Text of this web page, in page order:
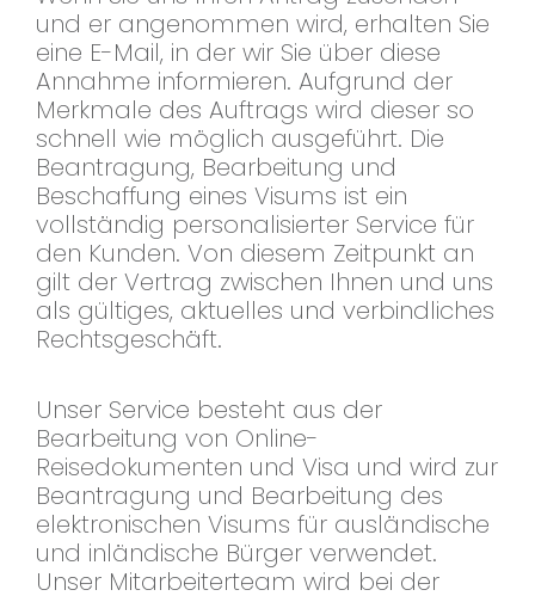
und er angenommen wird, erhalten Sie
eine E-Mail, in der wir Sie über diese
Annahme informieren. Aufgrund der
Merkmale des Auftrags wird dieser so
schnell wie möglich ausgeführt. Die
Beantragung, Bearbeitung und
Beschaffung eines Visums ist ein
vollständig personalisierter Service für
den Kunden. Von diesem Zeitpunkt an
gilt der Vertrag zwischen Ihnen und uns
als gültiges, aktuelles und verbindliches
Rechtsgeschäft.
Unser Service besteht aus der
Bearbeitung von Online-
Reisedokumenten und Visa und wird zur
Beantragung und Bearbeitung des
elektronischen Visums für ausländische
und inländische Bürger verwendet.
Unser Mitarbeiterteam wird bei der